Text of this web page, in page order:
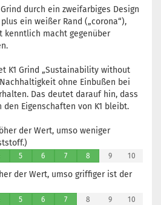
durch ein zweifarbiges Design
ein weißer Rand („corona“),
kenntlich macht gegenüber
K1 Grind „Sustainability without
ohne Einbußen bei
Das deutet darauf hin, dass
Eigenschaften von K1 bleibt.
der Wert, umso weniger
5 6 7 8 9 10
der Wert, umso griffiger ist der
5 6 7 8 9 10